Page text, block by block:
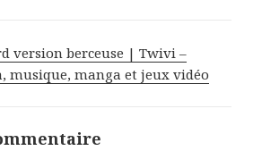
version berceuse | Twivi –
musique, manga et jeux vidéo